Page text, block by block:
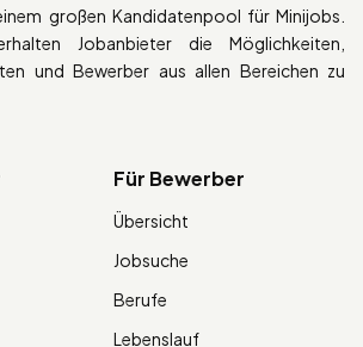
großen Kandidatenpool für Minijobs.
Jobanbieter die Möglichkeiten,
und Bewerber aus allen Bereichen zu
Für Bewerber
Übersicht
Jobsuche
Berufe
Lebenslauf